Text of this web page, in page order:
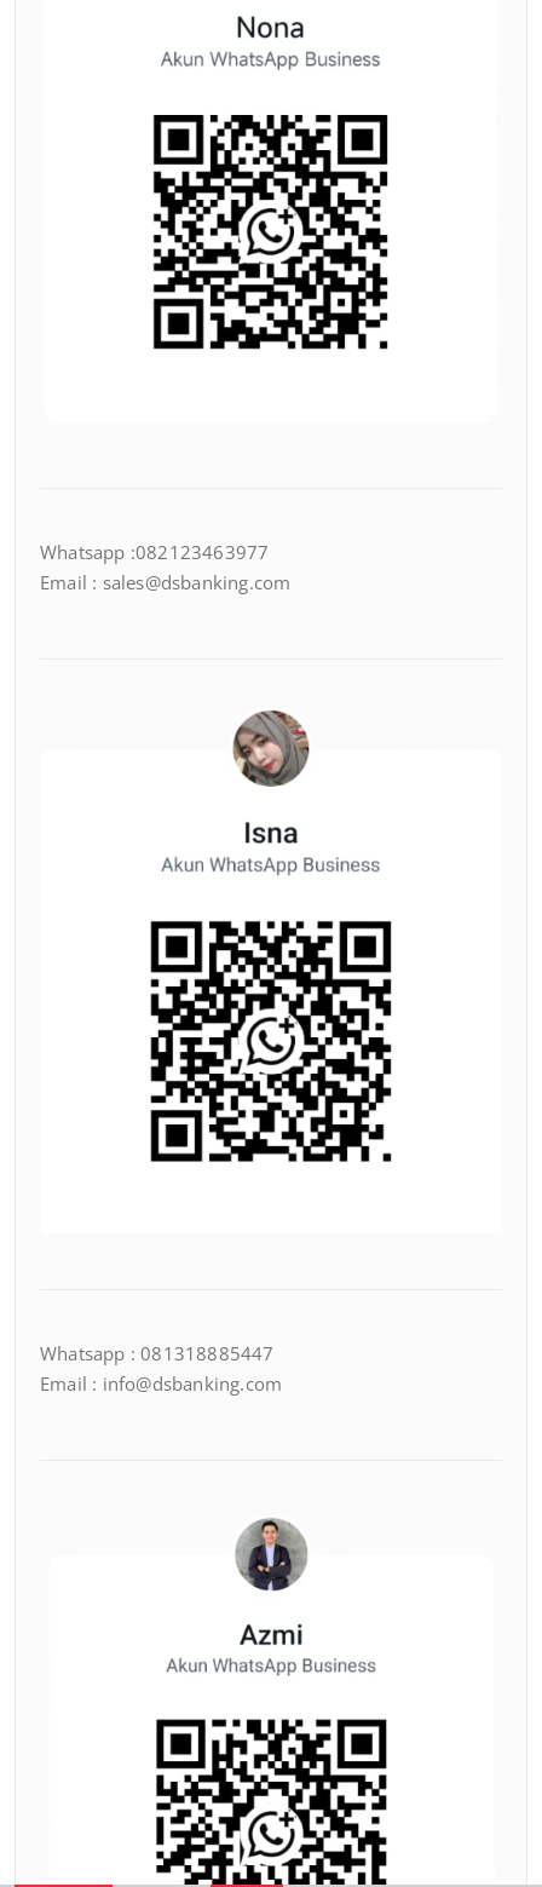
Whatsapp :082123463977
Email : sales@dsbanking.com
Whatsapp : 081318885447
Email : info@dsbanking.com